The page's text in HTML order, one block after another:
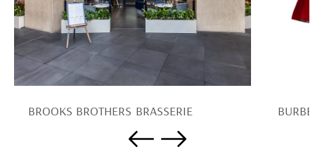
BROOKS BROTHERS BRASSERIE